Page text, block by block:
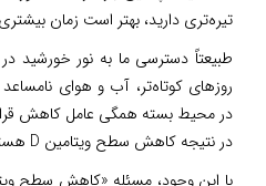
تیره‌تری دارید، بهتر است زمان
طبیعتاً دسترسی ما به نور خورشید
روزهای کوتاه‌تر، آب و هوای
در محیط بسته همگی عامل کاهش
در نتیجه کاهش سطح ویتامین D هستند.